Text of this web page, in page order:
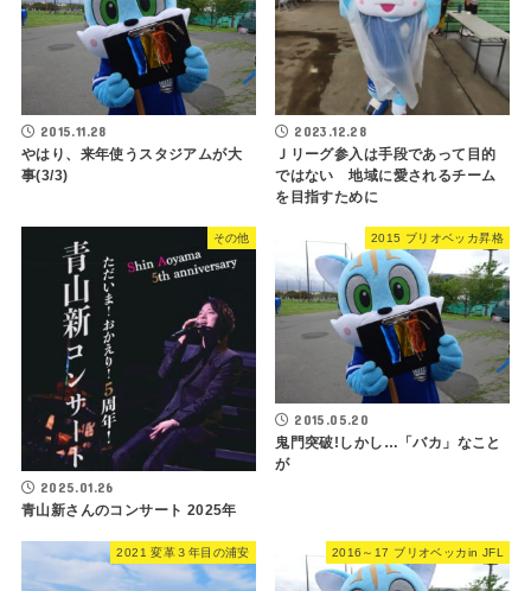
2015.11.28
やはり、来年使うスタジアムが大
事(3/3)
2023.12.28
Ｊリーグ参入は手段であって目的
ではない 地域に愛されるチーム
を目指すために
その他
2025.01.26
青山新さんのコンサート 2025年
2015 ブリオベッカ昇格
2015.05.20
鬼門突破!しかし…「バカ」なこと
が
2021 変革３年目の浦安 2016～17 ブリオベッカin JFL